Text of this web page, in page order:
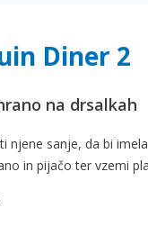
Diner 2
na drsalkah
njene sanje, da bi
in pijačo ter vzemi